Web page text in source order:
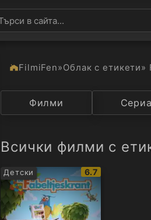
FilmiFen»Облак с етикети»
Категория Държава
Филми
Всички филми с
Детски
IMDb
рейтинг:
6.7